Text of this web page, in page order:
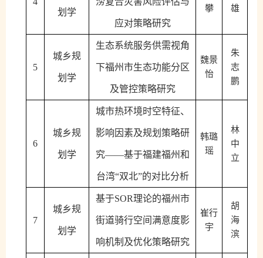
划学
应对策略研究
攀
雄
5
城乡规
划学
生态系统服务供需视角
下福州市生态功能分区
及管控策略研究
魏景
怡
朱
志
鹏
6
城乡规
划学
城市热环境时空特征、
影响因素及规划策略研
究——基于福建福州和
台湾“双北”的对比分析
韩璐
瑶
林
中
立
7
城乡规
划学
基于SOR理论的福州市
街道骑行空间满意度影
响机制及优化策略研究
崔行
宇
胡
海
滨